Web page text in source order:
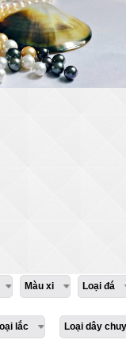
Màu xi Loại đá
lắc Loại dây